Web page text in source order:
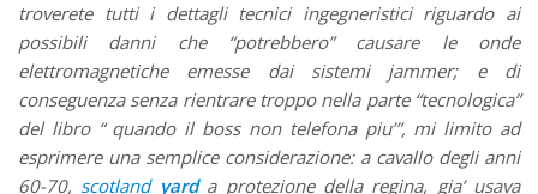
troverete tutti i dettagli tecnici ingegneristici riguardo ai
possibili danni che “potrebbero” causare le onde
elettromagnetiche emesse dai sistemi jammer; e di
conseguenza senza rientrare troppo nella parte “tecnologica”
del libro “ quando il boss non telefona piu’”, mi limito ad
esprimere una semplice considerazione: a cavallo degli anni
60-70, scotland yarda protezione della regina, gia’ usava